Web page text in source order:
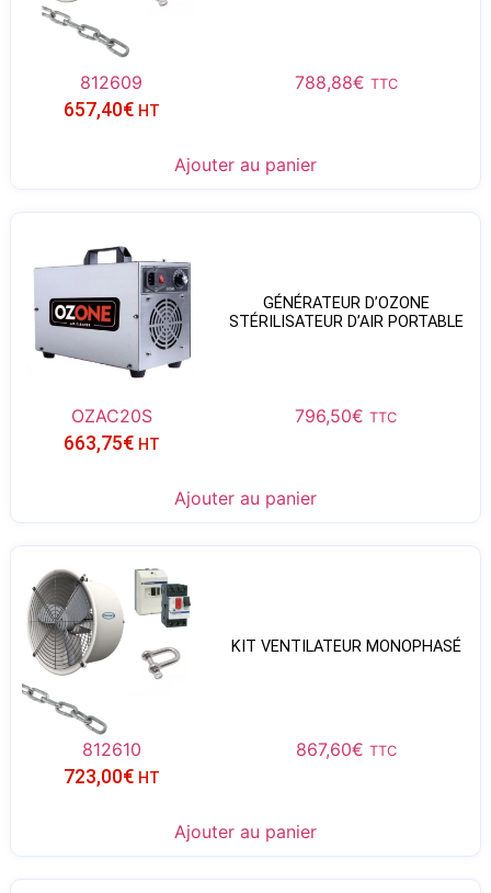
812609 788,88€ TTC
657,40€ HT
Ajouter au panier
GÉNÉRATEUR D’OZONE
STÉRILISATEUR D’AIR PORTABLE
OZAC20S 796,50€ TTC
663,75€ HT
Ajouter au panier
KIT VENTILATEUR MONOPHASÉ
812610 867,60€ TTC
723,00€ HT
Ajouter au panier